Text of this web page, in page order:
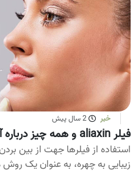
خبر 2 سال پیش
فیلر aliaxin و همه چیز درباره آن!
استفاده از فیلرها جهت از بین
زیبایی به چهره، به عنوان یک